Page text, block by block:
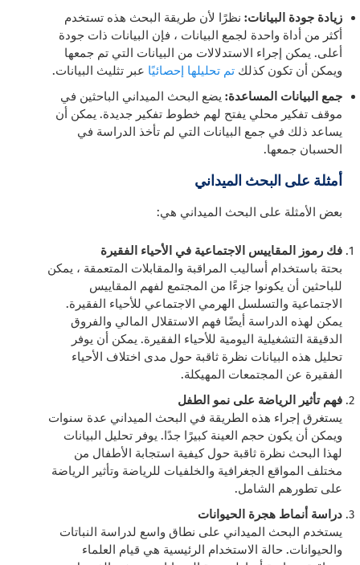
زيادة جودة البيانات: نظرًا لأن طريقة البحث هذه تستخدم
أكثر من أداة واحدة لجمع البيانات ، فإن البيانات ذات جودة
أعلى. يمكن إجراء الاستدلالات من البيانات التي تم جمعها
ويمكن أن تكون كذلكتم تحليلها إحصائيًا عبر تثليث البيانات.
جمع البيانات المساعدة: يضع البحث الميداني الباحثين في
موقف تفكير محلي يفتح لهم خطوط تفكير جديدة. يمكن أن
يساعد ذلك في جمع البيانات التي لم تأخذ الدراسة في
الحسبان جمعها.
أمثلة على البحث الميداني
بعض الأمثلة على البحث الميداني هي:
فك رموز المقاييس الاجتماعية في الأحياء الفقيرة
بحتة باستخدام أساليب المراقبة والمقابلات المتعمقة ، يمكن
للباحثين أن يكونوا جزءًا من المجتمع لفهم المقاييس
الاجتماعية والتسلسل الهرمي الاجتماعي للأحياء الفقيرة.
يمكن لهذه الدراسة أيضًا فهم الاستقلال المالي والفروق
الدقيقة التشغيلية اليومية للأحياء الفقيرة. يمكن أن يوفر
تحليل هذه البيانات نظرة ثاقبة حول مدى اختلاف الأحياء
الفقيرة عن المجتمعات المهيكلة.
فهم تأثير الرياضة على نمو الطفل
يستغرق إجراء هذه الطريقة في البحث الميداني عدة سنوات
ويمكن أن يكون حجم العينة كبيرًا جدًا. يوفر تحليل البيانات
لهذا البحث نظرة ثاقبة حول كيفية استجابة الأطفال من
مختلف المواقع الجغرافية والخلفيات للرياضة وتأثير الرياضة
على تطورهم الشامل.
دراسة أنماط هجرة الحيوانات
يستخدم البحث الميداني على نطاق واسع لدراسة النباتات
والحيوانات. حالة الاستخدام الرئيسية هي قيام العلماء